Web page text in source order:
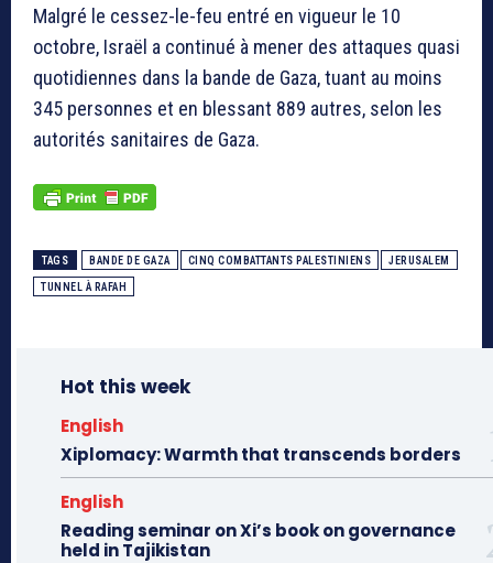
Malgré le cessez-le-feu entré en vigueur le 10
octobre, Israël a continué à mener des attaques quasi
quotidiennes dans la bande de Gaza, tuant au moins
345 personnes et en blessant 889 autres, selon les
autorités sanitaires de Gaza.
TAGS BANDE DE GAZA CINQ COMBATTANTS PALESTINIENS JERUSALEM
TUNNEL À RAFAH
Hot this week
English
Xiplomacy: Warmth that transcends borders
English
Reading seminar on Xi’s book on governance
held in Tajikistan